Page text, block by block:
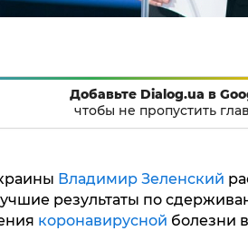
Добавьте Dialog.ua в
чтобы не пропустить
Владимир Зеленский
результаты по
коронавирусной болезни